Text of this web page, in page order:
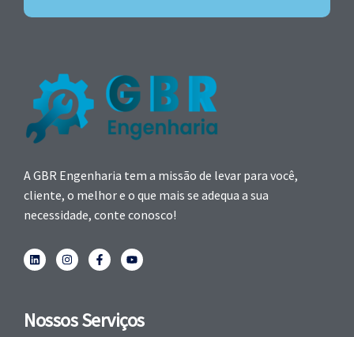
A GBR Engenharia tem a missão de levar para você,
cliente, o melhor e o que mais se adequa a sua
necessidade, conte conosco!
Nossos Serviços